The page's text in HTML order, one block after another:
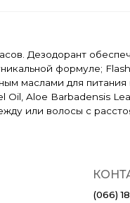
Дезодорант
формуле;
маслами для питания
Oil, Aloe Barbadensis
или волосы с
(066)